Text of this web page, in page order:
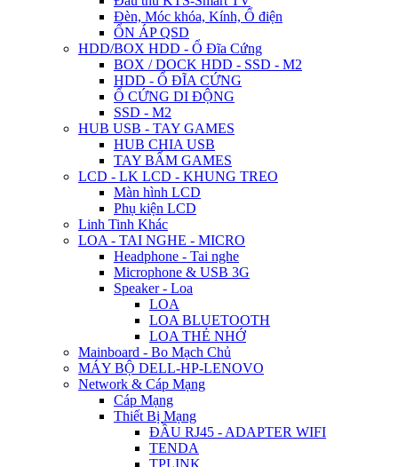
Đèn, Móc khóa, Kính, Ổ điện
ỔN ÁP QSD
HDD/BOX HDD - Ổ Đĩa Cứng
BOX / DOCK HDD - SSD - M2
HDD - Ổ ĐĨA CỨNG
Ổ CỨNG DI ĐỘNG
SSD - M2
HUB USB - TAY GAMES
HUB CHIA USB
TAY BẤM GAMES
LCD - LK LCD - KHUNG TREO
Màn hình LCD
Phụ kiện LCD
Linh Tinh Khác
LOA - TAI NGHE - MICRO
Headphone - Tai nghe
Microphone & USB 3G
Speaker - Loa
LOA
LOA BLUETOOTH
LOA THẺ NHỚ
Mainboard - Bo Mạch Chủ
MÁY BỘ DELL-HP-LENOVO
Network & Cáp Mạng
Cáp Mạng
Thiết Bị Mạng
ĐẦU RJ45 - ADAPTER WIFI
TENDA
TPLINK